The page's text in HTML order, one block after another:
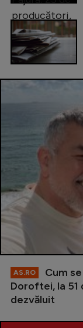
AS.RO
Cum
Doroftei, la 51
dezvăluit